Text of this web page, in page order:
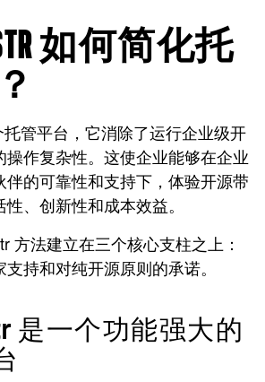
如何简化托
管平台，它消除了运行企业级开
作复杂性。这使企业能够在企业
伴的可靠性和支持下，体验开源带
、创新性和成本效益。
方法建立在三个核心支柱之上：
持和对纯开源原则的承诺。
是一个功能强大的